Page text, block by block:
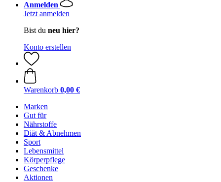
Anmelden
Jetzt anmelden
Bist du neu hier?
Konto erstellen
Warenkorb 0,00 €
Marken
Gut für
Nährstoffe
Diät & Abnehmen
Sport
Lebensmittel
Körperpflege
Geschenke
Aktionen